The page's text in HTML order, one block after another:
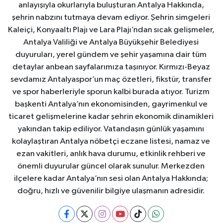
anlayışıyla okurlarıyla buluşturan Antalya Hakkında,
şehrin nabzını tutmaya devam ediyor. Şehrin simgeleri
Kaleiçi, Konyaaltı Plajı ve Lara Plajı’ndan sıcak gelişmeler,
Antalya Valiliği ve Antalya Büyükşehir Belediyesi
duyuruları, yerel gündem ve şehir yaşamına dair tüm
detaylar anbean sayfalarımıza taşınıyor. Kırmızı-Beyaz
sevdamız Antalyaspor’un maç özetleri, fikstür, transfer
ve spor haberleriyle sporun kalbi burada atıyor. Turizm
başkenti Antalya’nın ekonomisinden, gayrimenkul ve
ticaret gelişmelerine kadar şehrin ekonomik dinamikleri
yakından takip ediliyor. Vatandaşın günlük yaşamını
kolaylaştıran Antalya nöbetçi eczane listesi, namaz ve
ezan vakitleri, anlık hava durumu, etkinlik rehberi ve
önemli duyurular güncel olarak sunulur. Merkezden
ilçelere kadar Antalya’nın sesi olan Antalya Hakkında;
doğru, hızlı ve güvenilir bilgiye ulaşmanın adresidir.